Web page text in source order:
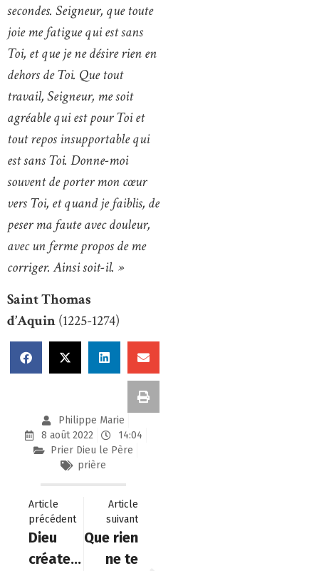
secondes. Seigneur, que toute
joie me fatigue qui est sans
Toi, et que je ne désire rien en
dehors de Toi. Que tout
travail, Seigneur, me soit
agréable qui est pour Toi et
tout repos insupportable qui
est sans Toi. Donne-moi
souvent de porter mon cœur
vers Toi, et quand je faiblis, de
peser ma faute avec douleur,
avec un ferme propos de me
corriger. Ainsi soit-il. »
Saint Thomas
d’Aquin(1225-1274)
Philippe Marie
8 août 2022
14:04
Prier Dieu le Père
prière
Article
précédent
Dieu
créateur
Article
suivant
Que rien
ne te